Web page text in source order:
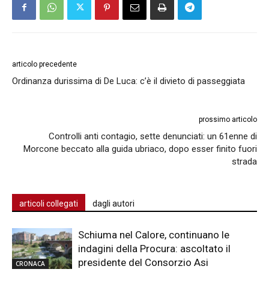
articolo precedente
Ordinanza durissima di De Luca: c’è il divieto di passeggiata
prossimo articolo
Controlli anti contagio, sette denunciati: un 61enne di
Morcone beccato alla guida ubriaco, dopo esser finito fuori
strada
articoli collegati dagli autori
CRONACA
Schiuma nel Calore, continuano le
indagini della Procura: ascoltato il
presidente del Consorzio Asi